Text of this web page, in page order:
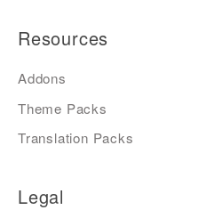
Resources
Addons
Theme Packs
Translation Packs
Legal